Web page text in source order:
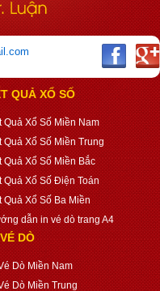
QUẢ XỔ SỐ
Quả Xổ Số Miền Nam
Quả Xổ Số Miền Trung
Quả Xổ Số Miền Bắc
Quả Xổ Số Điện Toán
Quả Xổ Số Ba Miền
dẫn in vé dò trang A4
DÒ
Dò Miền Nam
Dò Miền Trung